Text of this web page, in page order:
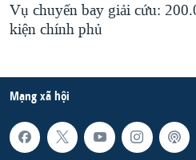
Vụ chuyến bay giải cứu:
kiện chính phủ
Mạng xã hội